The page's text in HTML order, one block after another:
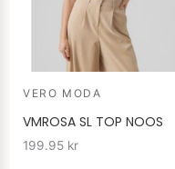
VERO MODA
VMROSA SL TOP NOOS
199.95 kr